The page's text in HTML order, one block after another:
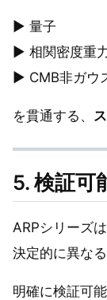
▶ 量子
▶ 相関密度重
▶ CMB非ガウ
を貫通する、
5. 検証可
ARPシリーズ
決定的に異なる
明確に検証可能